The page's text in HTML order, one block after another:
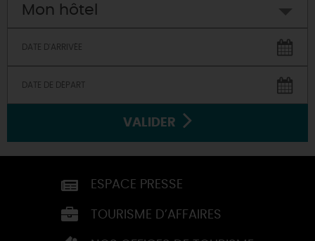
Mon hôtel
VALIDER
ESPACE PRESSE
TOURISME D’AFFAIRES